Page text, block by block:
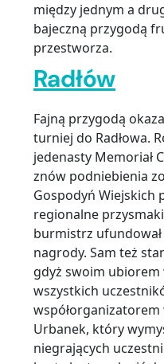
między jednym a
bajeczną przygodą
przestworza.
Radłów
Fajną przygodą
turniej do Radłowa.
jedenasty Memoriał
znów podniebienia
Gospodyń Wiejskich
regionalne
burmistrz ufundował
nagrody. Sam też
gdyż swoim ubiorem
wszystkich
współorganizatorem
Urbanek, który
niegrających